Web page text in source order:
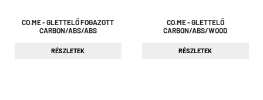
CO.ME - GLETTELŐ FOGAZOTT
CARBON/ABS/ABS
RÉSZLETEK
CO.ME - GLETTELŐ
CARBON/ABS/WOOD
RÉSZLETEK